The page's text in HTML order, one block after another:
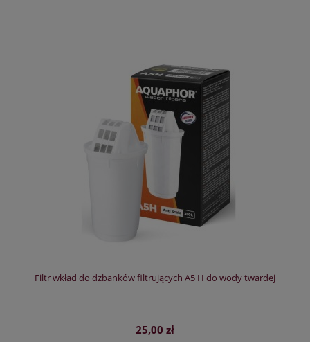
Filtr wkład do dzbanków filtrujących A5 H do wody twardej
25,00 zł